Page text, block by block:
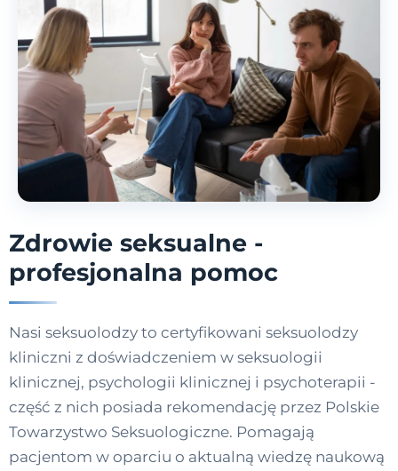
Zdrowie seksualne -
profesjonalna pomoc
Nasi seksuolodzy to certyfikowani seksuolodzy
kliniczni z doświadczeniem w seksuologii
klinicznej, psychologii klinicznej i psychoterapii -
część z nich posiada rekomendację przez Polskie
Towarzystwo Seksuologiczne. Pomagają
pacjentom w oparciu o aktualną wiedzę naukową